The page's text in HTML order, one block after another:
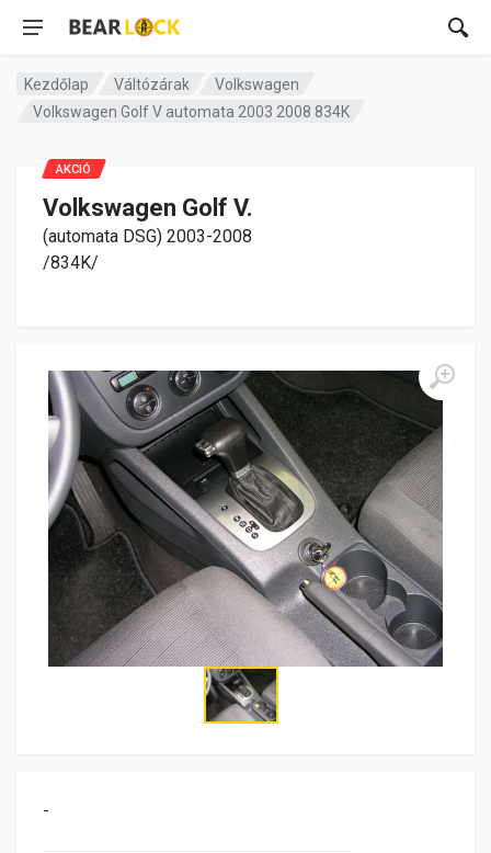
Kezdőlap Váltózárak
Volkswagen
Volkswagen Golf V automata 2003 2008 834K
Volkswagen Golf V.
(automata DSG) 2003-2008
/834K/
-
AKCIÓ